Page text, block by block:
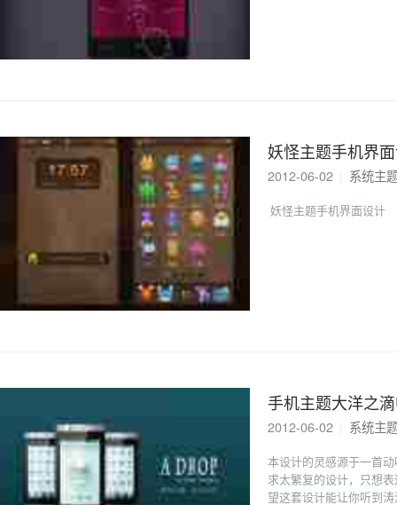
妖怪主题手机界
2012-06-02 系统主
妖怪主题手机界面设计
手机主题大洋之
2012-06-02 系统主
本设计的灵感源于一首
求太繁复的设计，只想
望这套设计能让你听到